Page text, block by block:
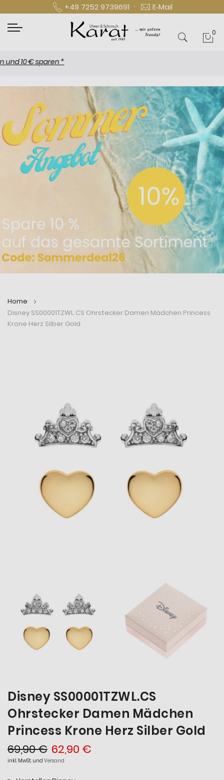
+49 7252 9739691 · E‑Mail
0
10 € sparen *
Home
Disney SS00001TZWL.CS Ohrstecker Damen Mädchen Princess
Krone Herz Silber Gold
Disney SS00001TZWL.CS
Ohrstecker Damen Mädchen
Princess Krone Herz Silber Gold
62,90 €
69,90 €
inkl. MwSt. und Versand